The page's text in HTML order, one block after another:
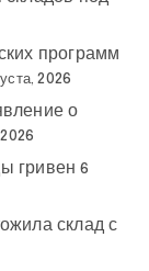
программ
2026
о
гривен 6
склад с